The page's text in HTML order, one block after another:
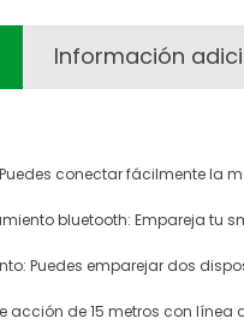
Información
conectar fácilmente la
bluetooth: Empareja tu
Puedes emparejar dos
acción de 15 metros con línea